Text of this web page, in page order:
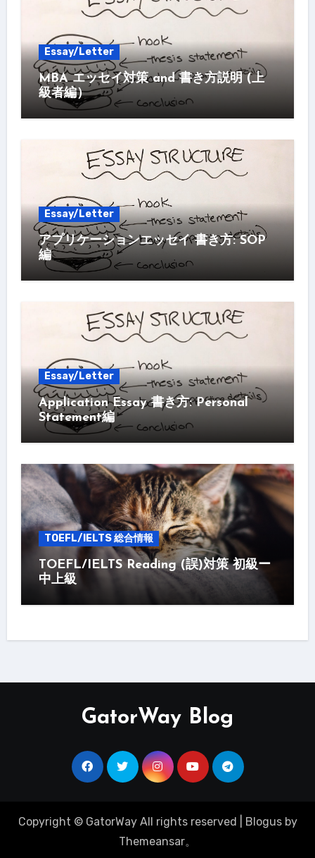
Essay/Letter
MBA エッセイ対策 and 書き方説明 (上
級者編）
Essay/Letter
アプリケーションエッセイ 書き方: SOP
編
Essay/Letter
Application Essay 書き方: Personal
Statement編
TOEFL/IELTS 総合情報
TOEFL/IELTS Reading (誤)対策 初級ー
中上級
GatorWay Blog
Copyright © GatorWay All rights reserved Blogusby
Themeansar。